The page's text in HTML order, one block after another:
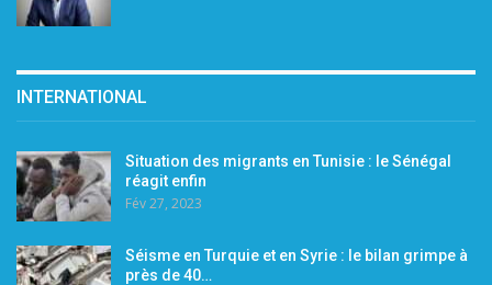
INTERNATIONAL
Situation des migrants en Tunisie : le Sénégal
réagit enfin
Fév 27, 2023
Séisme en Turquie et en Syrie : le bilan grimpe à
près de 40…